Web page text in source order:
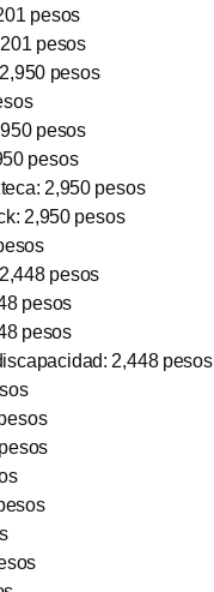
pesos
pesos
pesos
pesos
pesos
2,950 pesos
2,950 pesos
pesos
pesos
pesos
2,448 pesos